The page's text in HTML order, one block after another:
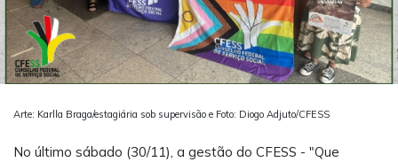
Arte: Karlla Braga/estagiária sob supervisão e Foto: Diogo Adjuto/CFESS
No último sábado (30/11), a gestão do CFESS - "Que